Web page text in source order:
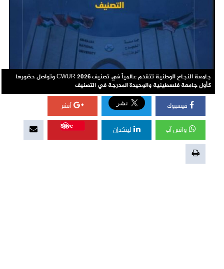
جامعة النجاح الوطنية تتقدم عالمياً في تصنيف CWUR 2026 وتواصل حضورها
كأول جامعة فلسطينية والوحيدة المدرجة في التصنيف
فيسبوك أنشر
واتس آب لينكدإن
Save